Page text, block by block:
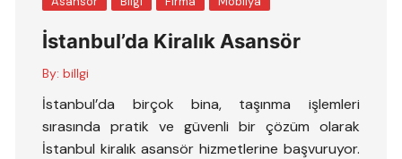
İstanbul’da Kiralık Asansör
By: billgi
İstanbul’da birçok bina, taşınma işlemleri
sırasında pratik ve güvenli bir çözüm olarak
İstanbul kiralık asansör hizmetlerine başvuruyor.